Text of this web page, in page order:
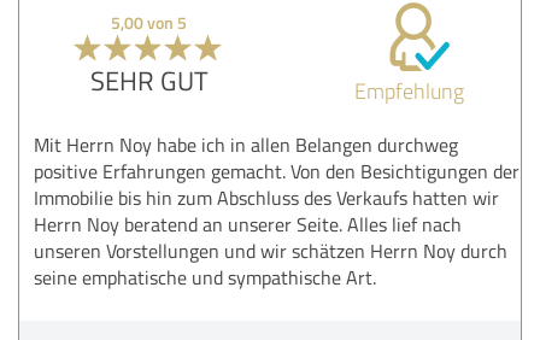
5,00 von 5
SEHR GUT Empfehlung
Mit Herrn Noy habe ich in allen Belangen durchweg
positive Erfahrungen gemacht. Von den Besichtigungen der
Immobilie bis hin zum Abschluss des Verkaufs hatten wir
Herrn Noy beratend an unserer Seite. Alles lief nach
unseren Vorstellungen und wir schätzen Herrn Noy durch
seine emphatische und sympathische Art.